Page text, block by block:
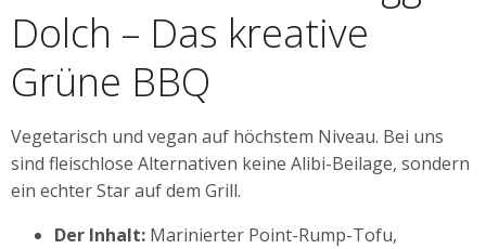
Dolch – Das kreative
Grüne BBQ
Vegetarisch und vegan auf höchstem Niveau. Bei uns
sind fleischlose Alternativen keine Alibi-Beilage, sondern
ein echter Star auf dem Grill.
Der Inhalt: Marinierter Point-Rump-Tofu,